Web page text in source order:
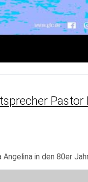
Pastor
in den 80er